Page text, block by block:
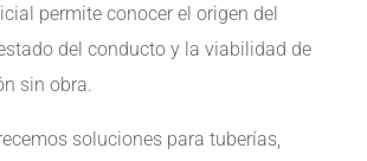
permite conocer el origen del
del conducto y la viabilidad de
sin obra.
soluciones para tuberías,